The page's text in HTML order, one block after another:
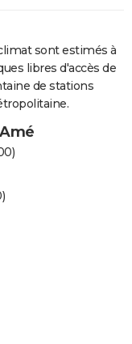
sont estimés à
libres d'accès de
de stations